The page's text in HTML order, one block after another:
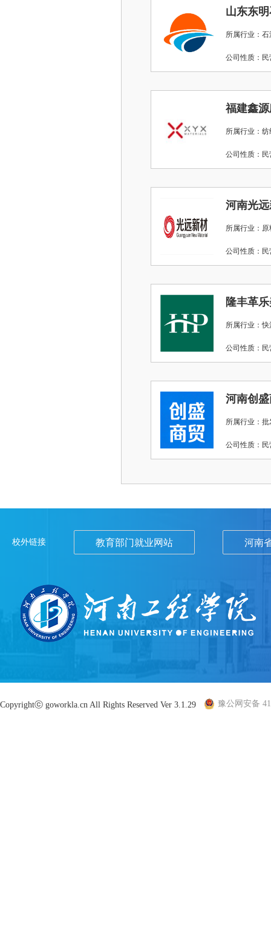
山东东
所属行业：石
公司性质
福建鑫
所属行业：
公司性质
河南光
所属行业：
公司性质
隆丰革
所属行业：
公司性质
河南创
所属行业：批
公司性质
校外链接 教育部门就业网站 河南
Copyrightⓒ goworkla.cn All Rights Reserved Ver 3.1.29 豫公网安备